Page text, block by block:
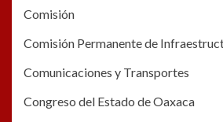
Comisión
Comisión Permanente de
Comunicaciones y Transportes
Congreso del Estado de Oaxaca